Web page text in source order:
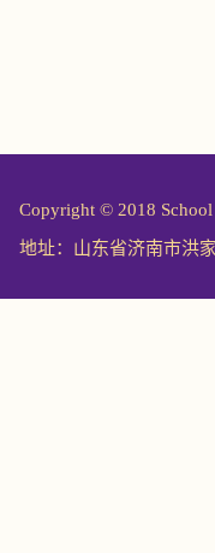
Copyright © 2018
地址：山东省济南市洪